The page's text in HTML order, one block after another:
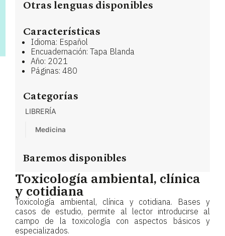
Otras lenguas disponibles
Características
Idioma: Español
Encuadernación: Tapa Blanda
Año: 2021
Páginas: 480
Categorías
LIBRERÍA
Medicina
Baremos disponibles
Toxicología ambiental, clínica
y cotidiana
Toxicología ambiental, clínica y cotidiana. Bases y
casos de estudio, permite al lector introducirse al
campo de la toxicología con aspectos básicos y
especializados.